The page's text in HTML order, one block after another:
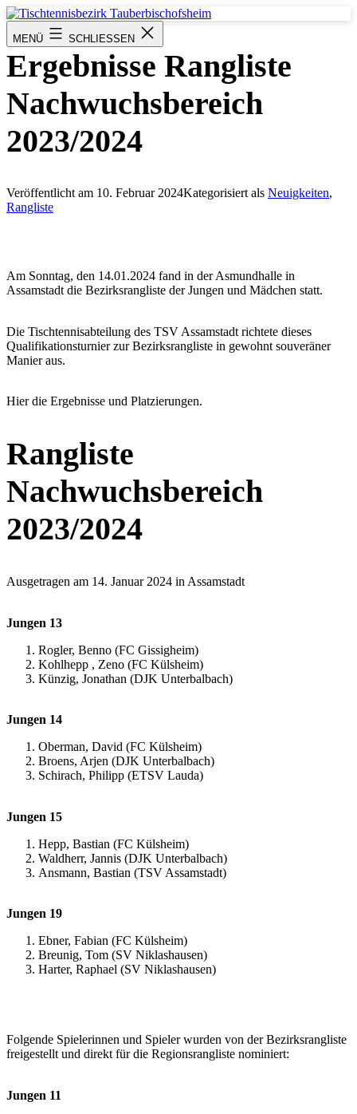
Zum
Inhalt
springen
Tischtennisbezirk
Tauberbischofsheim
MENÜ SCHLIESSEN
Ergebnisse Rangliste
Nachwuchsbereich
2023/2024
Veröffentlicht am 10. Februar 2024Kategorisiert als Neuigkeiten,
Rangliste
Am Sonntag, den 14.01.2024 fand in der Asmundhalle in
Assamstadt die Bezirksrangliste der Jungen und Mädchen statt.
Die Tischtennisabteilung des TSV Assamstadt richtete dieses
Qualifikationsturnier zur Bezirksrangliste in gewohnt souveräner
Manier aus.
Hier die Ergebnisse und Platzierungen.
Rangliste
Nachwuchsbereich
2023/2024
Ausgetragen am 14. Januar 2024 in Assamstadt
Jungen 13
Rogler, Benno (FC Gissigheim)
Kohlhepp , Zeno (FC Külsheim)
Künzig, Jonathan (DJK Unterbalbach)
Jungen 14
Oberman, David (FC Külsheim)
Broens, Arjen (DJK Unterbalbach)
Schirach, Philipp (ETSV Lauda)
Jungen 15
Hepp, Bastian (FC Külsheim)
Waldherr, Jannis (DJK Unterbalbach)
Ansmann, Bastian (TSV Assamstadt)
Jungen 19
Ebner, Fabian (FC Külsheim)
Breunig, Tom (SV Niklashausen)
Harter, Raphael (SV Niklashausen)
Folgende Spielerinnen und Spieler wurden von der Bezirksrangliste
freigestellt und direkt für die Regionsrangliste nominiert:
Jungen 11